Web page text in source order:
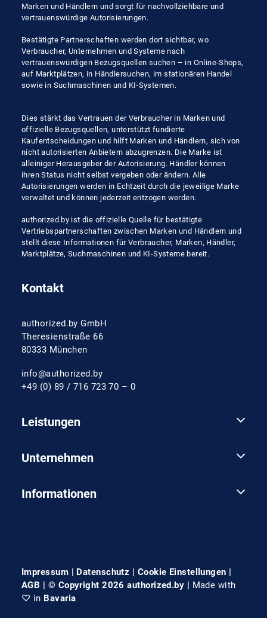
Marken und Händlern und sorgt für nachvollziehbare und
vertrauenswürdige Autorisierungen.
Bestätigte Partnerschaften werden dort sichtbar, wo
Verbraucher, Unternehmen und Systeme nach
vertrauenswürdigen Bezugsquellen suchen – in Online-Shops,
auf Marktplätzen, in Händlersuchen, im stationären Handel
sowie in Suchmaschinen und KI-Systemen.
Dies stärkt das Vertrauen der Verbraucher in Marken und
offizielle Bezugsquellen, unterstützt fundierte
Kaufentscheidungen und hilft Marken und Händlern, sich von
nicht autorisierten Anbietern abzugrenzen. Die Marke ist
alleiniger Herausgeber der Autorisierung. Händler können
ihren Status nicht selbst vergeben oder ändern. Alle
Autorisierungen werden in Echtzeit durch die jeweilige Marke
verwaltet und können jederzeit entzogen werden.
authorized.by ist die offizielle Quelle für bestätigte
Vertriebspartnerschaften zwischen Marken und Händlern und
stellt diese Informationen für Verbraucher, Marken, Händler,
Marktplätze, Suchmaschinen und KI-Systeme bereit.
Kontakt
authorized.by GmbH
Theresienstraße 66
80333 München
info@authorized.by
+49 (0) 89 / 716 723 70 – 0
Leistungen
Unternehmen
Informationen
Impressum | Datenschutz | Cookie Einstellungen |
AGB | © Copyright 2026 authorized.by | Made with
♡ in Bavaria